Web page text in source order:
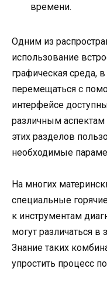
времени.
Одним из
использование
графическая среда,
перемещаться с
интерфейсе
различным
этих разделов
необходимые
На многих
специальные
к инструментам
могут различаться в
Знание таких
упростить процесс